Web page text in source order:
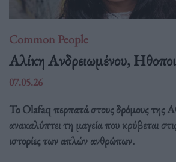
Common People
Αλίκη Ανδρειωμένου,
07.05.26
Το Olafaq περπατά στους δρόμους της
ανακαλύπτει τη μαγεία που κρύβεται
ιστορίες των απλών ανθρώπων.